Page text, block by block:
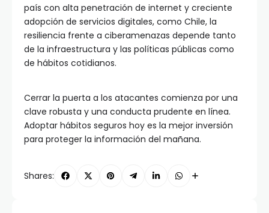
país con alta penetración de internet y creciente
adopción de servicios digitales, como Chile, la
resiliencia frente a ciberamenazas depende tanto
de la infraestructura y las políticas públicas como
de hábitos cotidianos.
Cerrar la puerta a los atacantes comienza por una
clave robusta y una conducta prudente en línea.
Adoptar hábitos seguros hoy es la mejor inversión
para proteger la información del mañana.
Shares: